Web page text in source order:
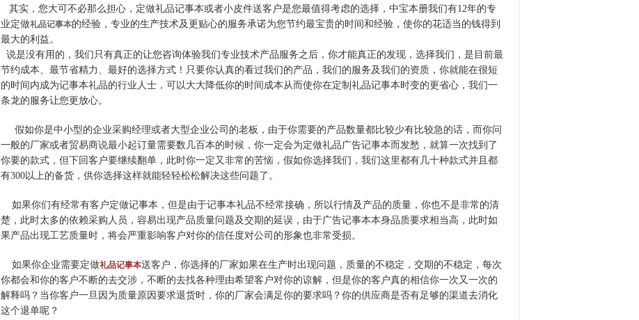
其实，您大可不必那么担心，定做礼品记事本或者小皮件送客户是您最值得考虑的选择，中宝本册我们有12年的专
业定做礼品记事本的经验，专业的生产技术及更贴心的服务承诺为您节约最宝贵的时间和经验，使你的花适当的钱得到
最大的利益。
说是没有用的，我们只有真正的让您咨询体验我们专业技术产品服务之后，你才能真正的发现，选择我们，是目前最
节约成本、最节省精力、最好的选择方式！只要你认真的看过我们的产品，我们的服务及我们的资质，你就能在很短
的时间内成为记事本礼品的行业人士，可以大大降低你的时间成本从而使你在定制礼品记事本时变的更省心，我们一
条龙的服务让您更放心。
假如你是中小型的企业采购经理或者大型企业公司的老板，由于你需要的产品数量都比较少有比较急的话，而你问
一般的厂家或者贸易商说最小起订量需要数几百本的时候，你一定会为定做礼品广告记事本而发愁，就算一次找到了
你要的款式，但下回客户要继续翻单，此时你一定又非常的苦恼，假如你选择我们，我们这里都有几十种款式并且都
有300以上的备货，供你选择这样就能轻轻松松解决这些问题了。
如果你们有经常有客户定做记事本，但是由于记事本礼品不经常接确，所以行情及产品的质量，你也不是非常的清
楚，此时太多的依赖采购人员，容易出现产品质量问题及交期的延误，由于广告记事本本身品质要求相当高，此时如
果产品出现工艺质量时，将会严重影响客户对你的信任度对公司的形象也非常受损。
如果你企业需要定做礼品记事本送客户，你选择的厂家如果在生产时出现问题，质量的不稳定，交期的不稳定，每次
你都会和你的客户不断的去交涉，不断的去找各种理由希望客户对你的谅解，但是你的客户真的相信你一次又一次的
解释吗？当你客户一旦因为质量原因要求退货时，你的厂家会满足你的要求吗？你的供应商是否有足够的渠道去消化
这个退单呢？